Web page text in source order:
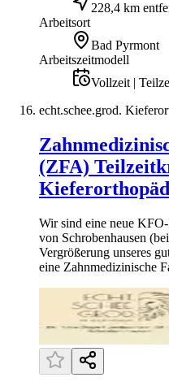
228,4 km
Arbeitsort
Bad Pyrmont
Arbeitszeitmodell
Vollzeit |
echt.schee.grod.
(ZFA)
Wir sind eine neue
von Schrobenhausen
Vergrößerung unseres
eine Zahnmedizinische